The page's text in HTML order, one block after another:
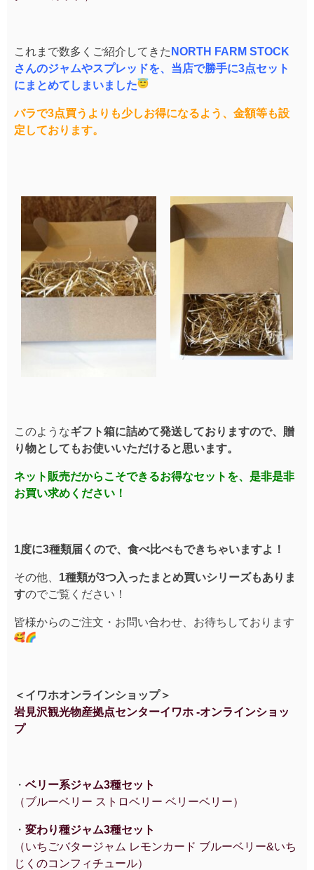
これまで数多くご紹介してきた NORTH FARM STOCK
さんのジャムやスプレッドを、 当店で勝手に3点セット
にまとめてしまいました
バラで3点買うよりも少しお得になるよう、 金額等も設
定しております。
このようなギフト箱に詰めて発送しておりますので、 贈
り物としてもお使いいただけると思います。
ネット販売だからこそできるお得なセットを、 是非是非
お買い求めください！
1度に3種類届くので、食べ比べもできちゃいますよ！
その他、 1種類が3つ入ったまとめ買いシリーズもありま
すのでご覧くださ い！
皆様からのご注文・お問い合わせ、お待ちしております
＜イワホオンラインショップ＞
岩見沢観光物産拠点センターイワホ -オンラインショッ
プ
・ ベリー系ジャム3種セット
（ブルーベリー ストロベリー ベリーベリー）
・ 変わり種ジャム3種セット
（いちごバタージャム レモンカード ブルーベリー&いち
じくのコンフィチュール）